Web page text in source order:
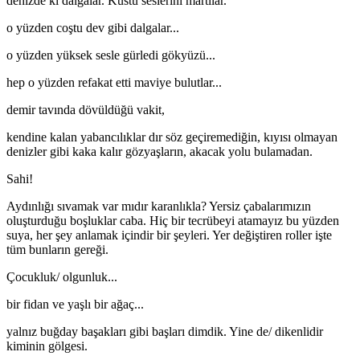
o yüzden coştu dev gibi dalgalar...
o yüzden yüksek sesle gürledi gökyüzü...
hep o yüzden refakat etti maviye bulutlar...
demir tavında dövüldüğü vakit,
kendine kalan yabancılıklar dır söz geçiremediğin, kıyısı olmayan
denizler gibi kaka kalır gözyaşların, akacak yolu bulamadan.
Sahi!
Aydınlığı sıvamak var mıdır karanlıkla? Yersiz çabalarımızın
oluşturduğu boşluklar caba. Hiç bir tecrübeyi atamayız bu yüzden
suya, her şey anlamak içindir bir şeyleri. Yer değiştiren roller işte
tüm bunların gereği.
Çocukluk/ olgunluk...
bir fidan ve yaşlı bir ağaç...
yalnız buğday başakları gibi başları dimdik. Yine de/ dikenlidir
kiminin gölgesi.